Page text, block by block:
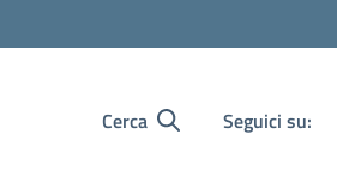
Cerca Seguici su: